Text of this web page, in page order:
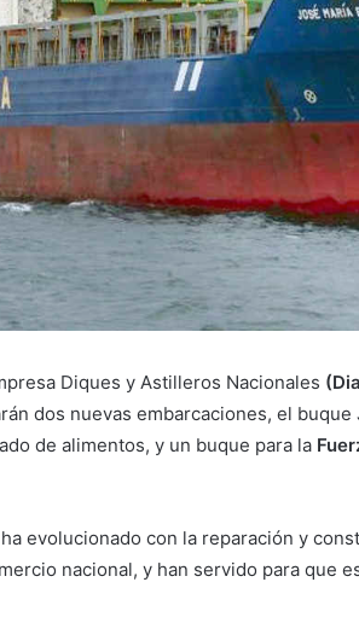
Diques y Astilleros Nacionales
dos nuevas embarcaciones, el buque
de alimentos, y un buque para la
evolucionado con la reparación y
nacional, y han servido para que